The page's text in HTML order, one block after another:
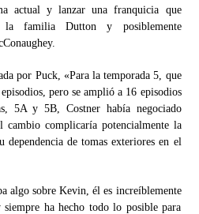
actual y lanzar una franquicia que
familia Dutton y posiblemente
por Puck, «Para la temporada 5, que
pero se amplió a 16 episodios
5A y 5B, Costner había negociado
cambio complicaría potencialmente la
dependencia de tomas exteriores en el
algo sobre Kevin, él es increíblemente
ha hecho todo lo posible para